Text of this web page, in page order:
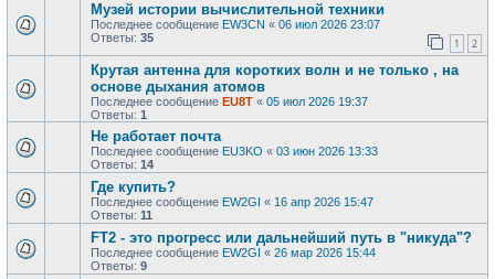
Музей истории вычислительной техники
Последнее сообщение EW3CN « 06 июл 2026 23:07
Ответы: 35 1 2
Крутая антенна для коротких волн и не только , на
основе дыхания атомов
Последнее сообщение EU8T « 05 июл 2026 19:37
Ответы: 1
Не работает почта
Последнее сообщение EU3KO « 03 июн 2026 13:33
Ответы: 14
Где купить?
Последнее сообщение EW2GI « 16 апр 2026 15:47
Ответы: 11
FT2 - это прогресс или дальнейший путь в "никуда"?
Последнее сообщение EW2GI « 26 мар 2026 15:44
Ответы: 9